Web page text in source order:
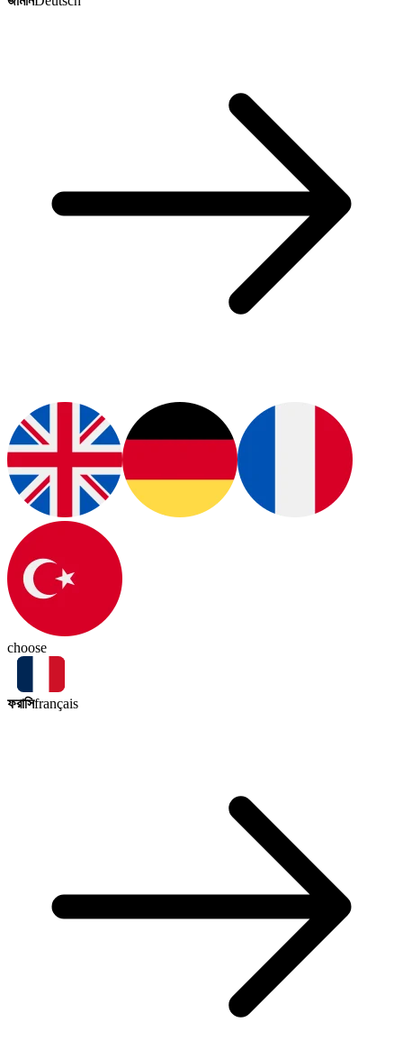
choose
ফরাসিfrançais